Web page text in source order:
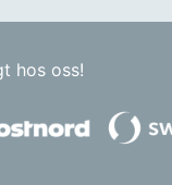
hos oss!